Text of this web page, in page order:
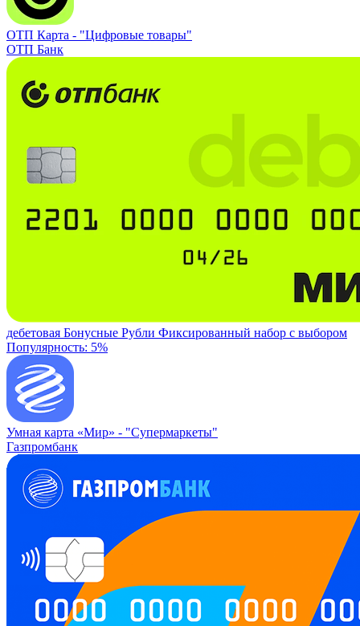
ОТП Карта - "Цифровые товары"
ОТП Банк
дебетовая Бонусные Рубли Фиксированный набор с выбором
Популярность: 5%
Умная карта «Мир» - "Супермаркеты"
Газпромбанк